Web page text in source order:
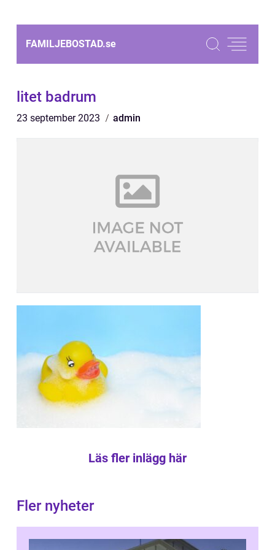
FAMILJEBOSTAD.se
litet badrum
23 september 2023 admin
Läs fler inlägg här
Fler nyheter